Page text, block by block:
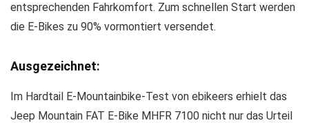
entsprechenden Fahrkomfort. Zum schnellen Start werden
die E-Bikes zu 90% vormontiert versendet.
Ausgezeichnet:
Im Hardtail E-Mountainbike-Test von ebikeers erhielt das
Jeep Mountain FAT E-Bike MHFR 7100 nicht nur das Urteil